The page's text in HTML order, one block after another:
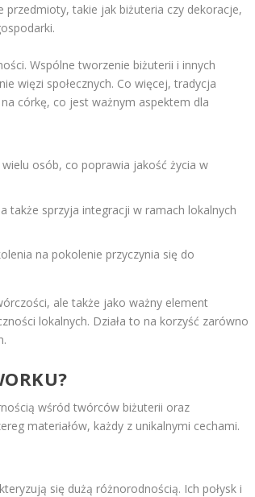
przedmioty, takie jak biżuteria czy dekoracje,
Wspólne tworzenie biżuterii i innych
więzi społecznych. Co więcej, tradycja
córkę, co jest ważnym aspektem dla
osób, co poprawia jakość życia w
także sprzyja integracji w ramach lokalnych
na pokolenie przyczynia się do
ale także jako ważny element
lokalnych. Działa to na korzyść zarówno
wśród twórców biżuterii oraz
materiałów, każdy z unikalnymi cechami.
się dużą różnorodnością. Ich połysk i